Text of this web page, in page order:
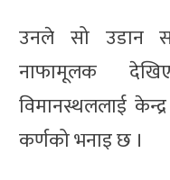
उनले सो उडान
नाफामूलक
विमानस्थललाई
कर्णको भनाइ छ ।